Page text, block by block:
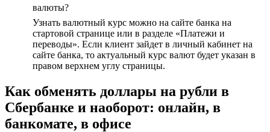
валюты?
Узнать валютный курс можно на сайте банка на
стартовой странице или в разделе «Платежи и
переводы». Если клиент зайдет в личный кабинет на
сайте банка, то актуальный курс валют будет указан в
правом верхнем углу страницы.
Как обменять доллары на рубли в
Сбербанке и наоборот: онлайн, в
банкомате, в офисе